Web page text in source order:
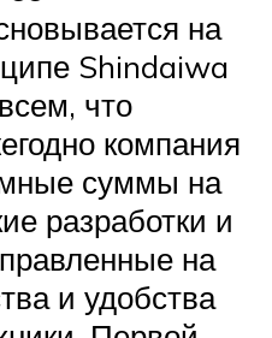
на
Shindaiwa
что
компания
суммы на
разработки и
на
и удобства